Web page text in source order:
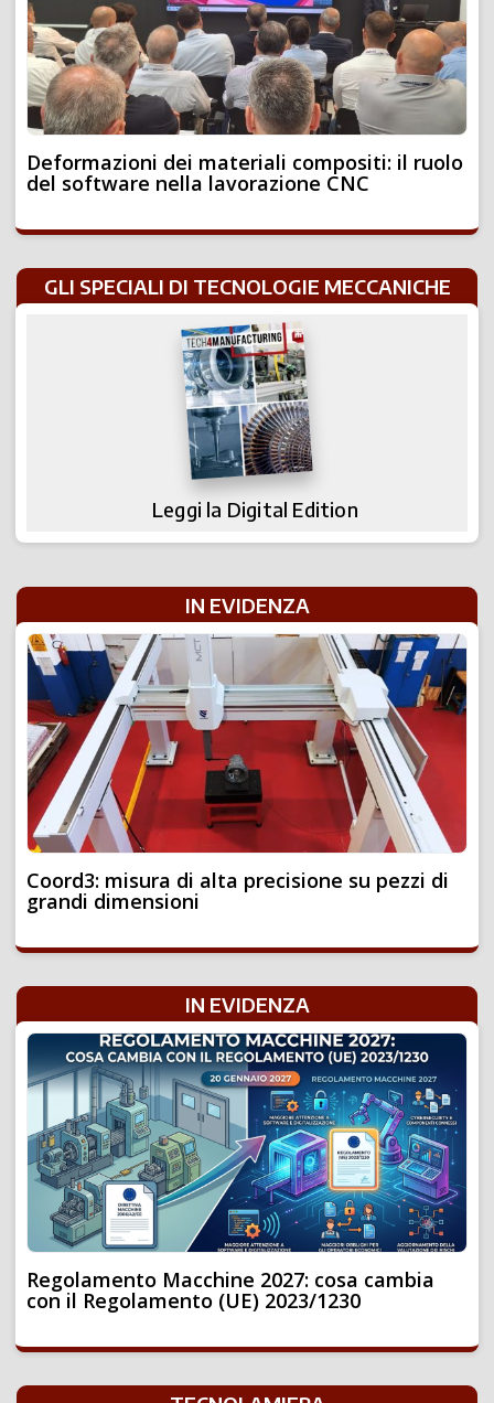
Deformazioni dei materiali compositi: il ruolo
del software nella lavorazione CNC
GLI SPECIALI DI TECNOLOGIE MECCANICHE
Leggi la Digital Edition
IN EVIDENZA
Coord3: misura di alta precisione su pezzi di
grandi dimensioni
IN EVIDENZA
Regolamento Macchine 2027: cosa cambia
con il Regolamento (UE) 2023/1230